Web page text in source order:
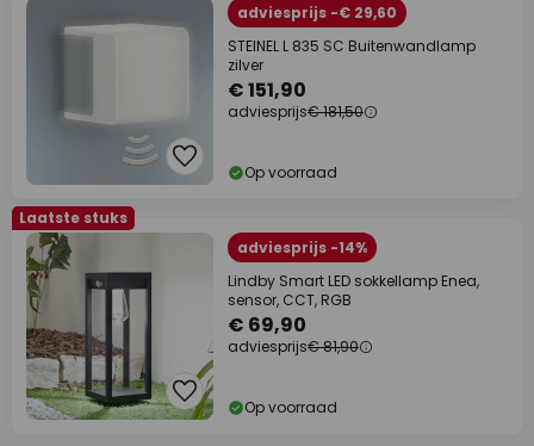
adviesprijs -€ 29,60
STEINEL L 835 SC Buitenwandlamp
zilver
€ 151,90
adviesprijs€ 181,50
Op voorraad
Laatste stuks
adviesprijs -14%
Lindby Smart LED sokkellamp Enea,
sensor, CCT, RGB
€ 69,90
adviesprijs€ 81,90
Op voorraad